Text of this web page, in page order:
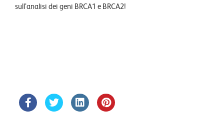
sull’analisi dei geni BRCA1 e BRCA2!